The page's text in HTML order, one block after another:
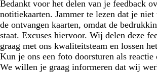
Bedankt voor het delen van je feedback
notitiekaarten. Jammer te lezen dat je niet
de ontvangen kaarten, omdat de
staat. Excuses hiervoor. Wij delen deze
graag met ons kwaliteitsteam en lossen
Kun je ons een foto doorsturen als reactie
We willen je graag informeren dat wij